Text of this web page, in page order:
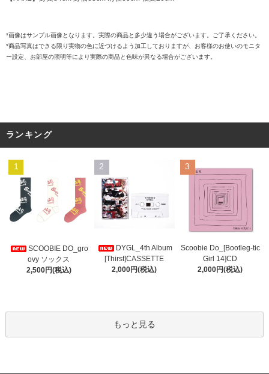
*画像はサンプル画像となります。実際の商品と多少違う場合がございます。ご了承ください。
*商品写真はできる限り実物の色に近づけるよう加工しておりますが、お客様のお使いのモニタ
ー設定、お部屋の照明等により実際の商品と色味が異なる場合がございます。
ランキング
1
SCOOBIE DO_gro
ovy ソックス
2,500円(税込)
2
DYGL_4th Album
[Thirst]CASSETTE
2,000円(税込)
3
Scoobie Do_[Bootleg-tic
Girl 14]CD
2,000円(税込)
もっと見る